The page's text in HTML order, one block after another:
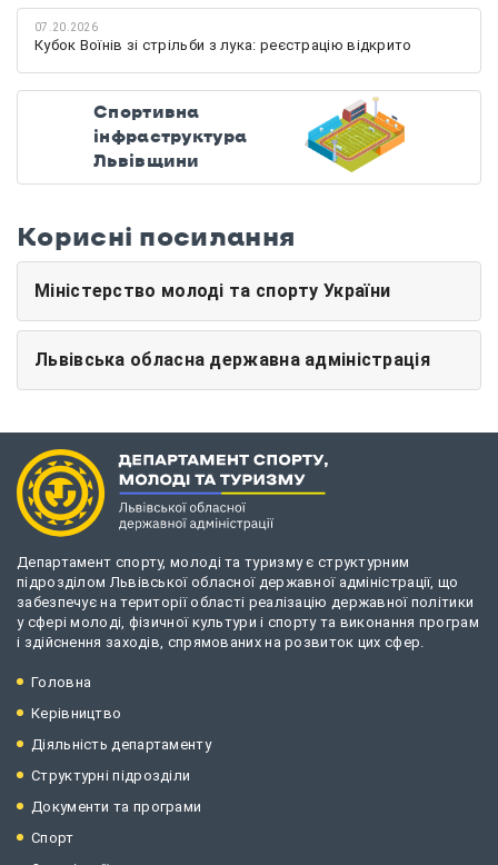
07.20.2026
Кубок Воїнів зі стрільби з лука: реєстрацію відкрито
Спортивна
інфраструктура
Львівщини
Корисні посилання
Міністерство молоді та спорту України
Львівська обласна державна адміністрація
Департамент спорту, молоді та туризму є структурним
підрозділом Львівської обласної державної адміністрації, що
забезпечує на території області реалізацію державної політики
у сфері молоді, фізичної культури і спорту та виконання програм
і здійснення заходів, спрямованих на розвиток цих сфер.
Головна
Керівництво
Діяльність департаменту
Структурні підрозділи
Документи та програми
Спорт